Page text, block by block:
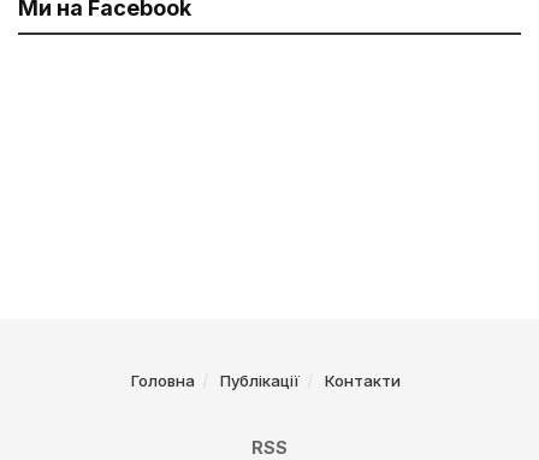
Ми на Facebook
Головна Публікації Контакти
RSS